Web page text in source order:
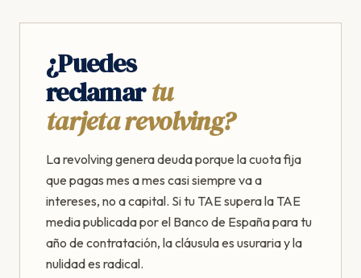
¿Puedes
reclamartu
tarjeta revolving?
La revolving genera deuda porque la cuota fija
que pagas mes a mes casi siempre va a
intereses, no a capital. Si tu TAE supera la TAE
media publicada por el Banco de España para tu
año de contratación, la cláusula es usuraria y la
nulidad es radical.